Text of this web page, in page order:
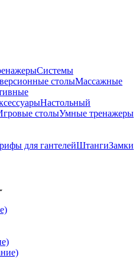
Системы
столыМассажные
Настольный
столыУмные тренажеры
для гантелейШтангиЗамки